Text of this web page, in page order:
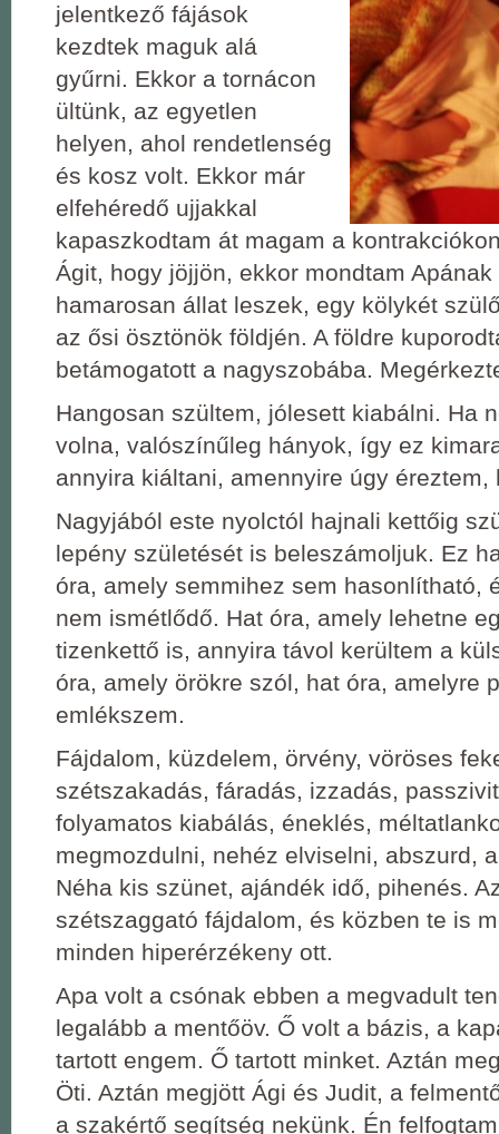
jelentkező fájások
kezdtek maguk alá
gyűrni. Ekkor a tornácon
ültünk, az egyetlen
helyen, ahol rendetlenség
és kosz volt. Ekkor már
elfehéredő ujjakkal
kapaszkodtam át magam a
Ágit, hogy jöjjön, ekkor mondtam
hamarosan állat leszek, egy kölykét
az ősi ösztönök földjén. A földre
betámogatott a nagyszobába.
Hangosan szültem, jólesett kiabálni. Ha
volna, valószínűleg hányok, így ez
annyira kiáltani, amennyire úgy éreztem,
Nagyjából este nyolctól hajnali kettőig
lepény születését is beleszámoljuk. Ez
óra, amely semmihez sem hasonlítható,
nem ismétlődő. Hat óra, amely lehetne
tizenkettő is, annyira távol kerültem a
óra, amely örökre szól, hat óra, amelyre
emlékszem.
Fájdalom, küzdelem, örvény, vöröses
szétszakadás, fáradás, izzadás,
folyamatos kiabálás, éneklés,
megmozdulni, nehéz elviselni, abszurd,
Néha kis szünet, ajándék idő, pihenés.
szétszaggató fájdalom, és közben te is
minden hiperérzékeny ott.
Apa volt a csónak ebben a megvadult
legalább a mentőöv. Ő volt a bázis, a
tartott engem. Ő tartott minket. Aztán
Öti. Aztán megjött Ági és Judit, a
a szakértő segítség nekünk. Én